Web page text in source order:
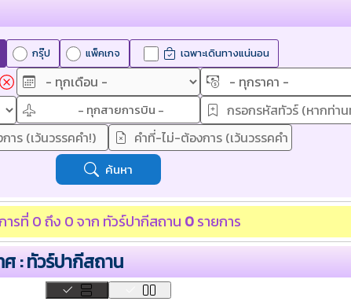
กรุ๊ป แพ็คเกจ เฉพาะเดินทางแน่นอน
- ทุกสายการบิน -
ค้นหา
ารที่ 0 ถึง 0 จาก ทัวร์ปากีสถาน 0รายการ
ศ : ทัวร์ปากีสถาน